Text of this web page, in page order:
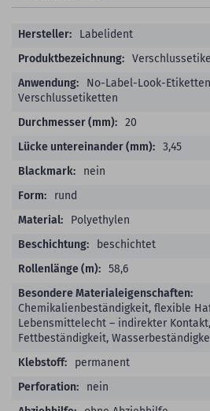
ProduktdetailsLabelident
No-Label-Look-
Verschlussetiketten
20
3,45
nein
rund
Polyethylen
beschichtet
58,6
Chemikalienbeständigkeit, flexible
Lebensmittelecht – indirekter
Fettbeständigkeit,
permanent
nein